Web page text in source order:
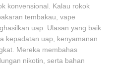
konvensional. Kalau rokok
tembakau, vape
uap. Ulasan yang baik
kepadatan uap, kenyamanan
Mereka membahas
nikotin, serta bahan